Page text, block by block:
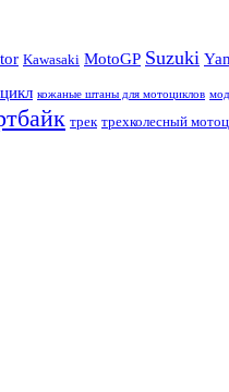
Kawasaki MotoGP Suzuki
кожаные штаны для мотоциклов
трек трехколесный